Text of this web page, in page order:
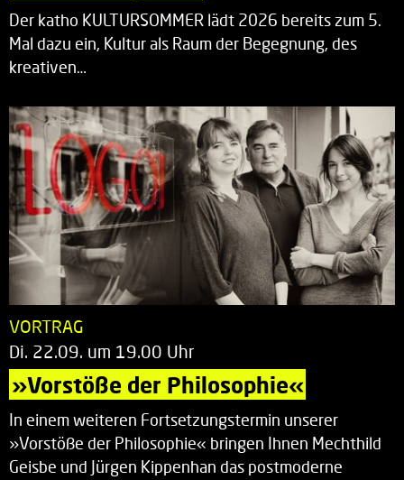
Der katho KULTURSOMMER lädt 2026 bereits zum 5.
Mal dazu ein, Kultur als Raum der Begegnung, des
kreativen…
VORTRAG
Di. 22.09. um 19.00 Uhr
»Vorstöße der Philosophie«
In einem weiteren Fortsetzungstermin unserer
»Vorstöße der Philosophie« bringen Ihnen Mechthild
Geisbe und Jürgen Kippenhan das postmoderne